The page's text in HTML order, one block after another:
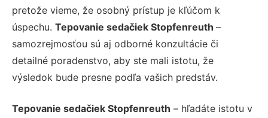
pretože vieme, že osobný prístup je kľúčom k
úspechu. Tepovanie sedačiek Stopfenreuth –
samozrejmosťou sú aj odborné konzultácie či
detailné poradenstvo, aby ste mali istotu, že
výsledok bude presne podľa vašich predstáv.
Tepovanie sedačiek Stopfenreuth – hľadáte istotu v